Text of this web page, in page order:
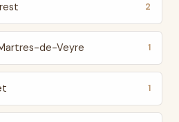
2
de-Veyre 1
1